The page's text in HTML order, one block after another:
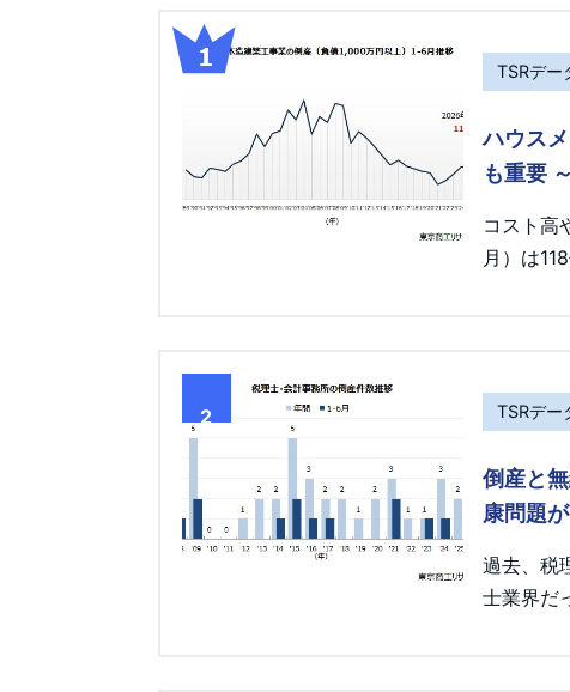
TSRデー
ハウス
も重要 ～
コスト高
月）は
2 TSRデー
倒産と
康問題
過去、税
士業界だ